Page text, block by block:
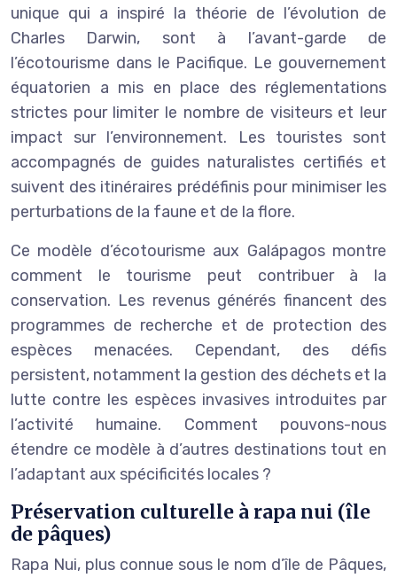
unique qui a inspiré la théorie de l’évolution de
Charles Darwin, sont à l’avant-garde de
l’écotourisme dans le Pacifique. Le gouvernement
équatorien a mis en place des réglementations
strictes pour limiter le nombre de visiteurs et leur
impact sur l’environnement. Les touristes sont
accompagnés de guides naturalistes certifiés et
suivent des itinéraires prédéfinis pour minimiser les
perturbations de la faune et de la flore.
Ce modèle d’écotourisme aux Galápagos montre
comment le tourisme peut contribuer à la
conservation. Les revenus générés financent des
programmes de recherche et de protection des
espèces menacées. Cependant, des défis
persistent, notamment la gestion des déchets et la
lutte contre les espèces invasives introduites par
l’activité humaine. Comment pouvons-nous
étendre ce modèle à d’autres destinations tout en
l’adaptant aux spécificités locales ?
Préservation culturelle à rapa nui (île
de pâques)
Rapa Nui, plus connue sous le nom d’île de Pâques,